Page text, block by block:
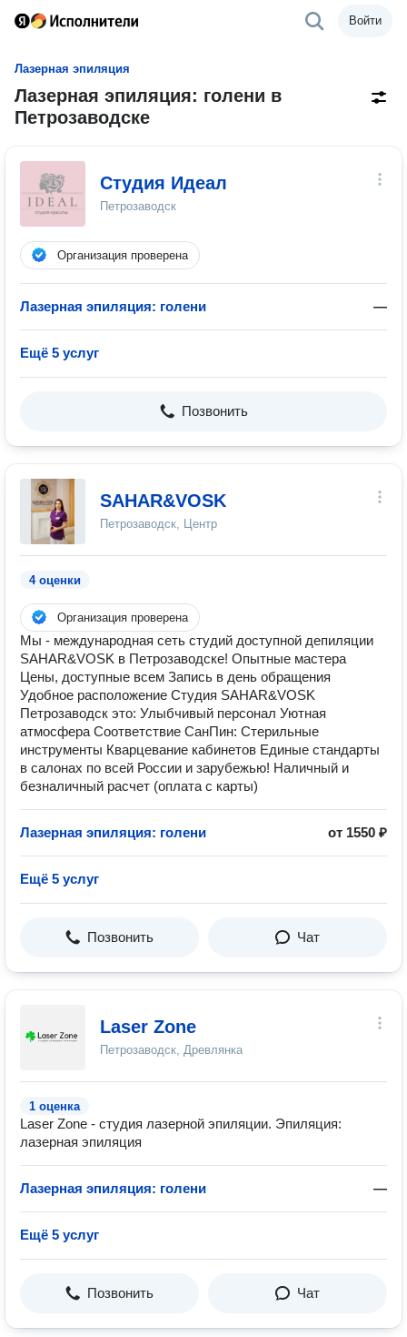
Войти
Лазерная эпиляция
Лазерная эпиляция: голени в
Петрозаводске
Студия Идеал
Петрозаводск
Организация проверена
Лазерная эпиляция: голени —
Ещё 5 услуг
Позвонить
SAHAR&VOSK
Петрозаводск, Центр
4 оценки
Организация проверена
Мы - международная сеть студий доступной депиляции
SAHAR&VOSK в Петрозаводске! Опытные мастера
Цены, доступные всем Запись в день обращения
Удобное расположение Студия SAHAR&VOSK
Петрозаводск это: Улыбчивый персонал Уютная
атмосфера Соответствие СанПин: Стерильные
инструменты Кварцевание кабинетов Единые стандарты
в салонах по всей России и зарубежью! Наличный и
безналичный расчет (оплата с карты)
Лазерная эпиляция: голени от 1550 ₽
Ещё 5 услуг
Позвонить Чат
Laser Zone
Петрозаводск, Древлянка
1 оценка
Laser Zone - студия лазерной эпиляции. Эпиляция:
лазерная эпиляция
Лазерная эпиляция: голени —
Ещё 5 услуг
Позвонить Чат